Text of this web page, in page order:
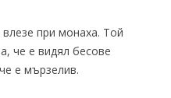
при монаха. Той
че е видял бесове
е мързелив.